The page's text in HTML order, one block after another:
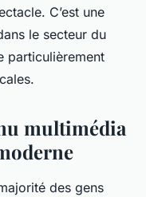
C’est une
le secteur du
particulièrement
multimédia
des gens